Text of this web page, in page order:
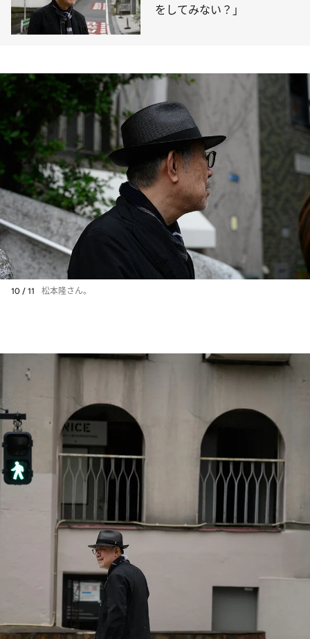
をしてみない？」
10 / 11 松本隆さん。